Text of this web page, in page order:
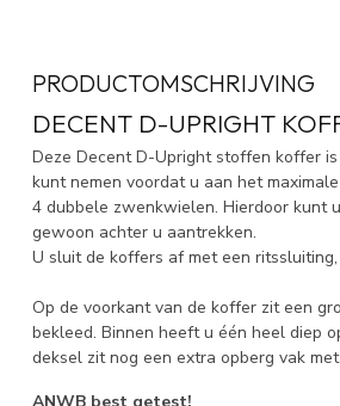
PRODUCTOMSCHRIJVING
DECENT D-UPRIGHT
Deze Decent D-Upright stoffen koffer
kunt nemen voordat u aan het
4 dubbele zwenkwielen. Hierdoor kunt
gewoon achter u aantrekken.
U sluit de koffers af met een
Op de voorkant van de koffer zit een
bekleed. Binnen heeft u één heel diep
deksel zit nog een extra opberg vak